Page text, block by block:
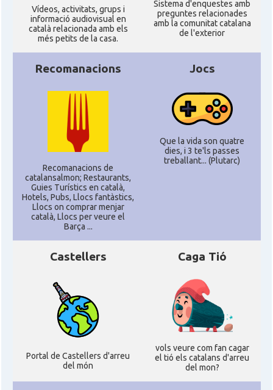
Ví­deos, activitats, grups i
informació audiovisual en
català relacionada amb els
més petits de la casa.
Sistema d'enquestes amb
preguntes relacionades
amb la comunitat catalana
de l'exterior
Recomanacions
Recomanacions de
catalansalmon; Restaurants,
Guies Turístics en català,
Hotels, Pubs, Llocs fantàstics,
Llocs on comprar menjar
català, Llocs per veure el
Barça ...
Jocs
Que la vida son quatre
dies, i 3 te'ls passes
treballant... (Plutarc)
Castellers
Portal de Castellers d'arreu
del món
Caga Tió
vols veure com fan cagar
el tió els catalans d'arreu
del mon?